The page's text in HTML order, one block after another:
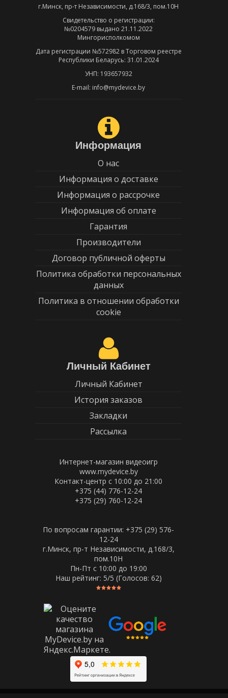
г.Минск, пр-т Независимости, д.168/3, пом.10Н
Свидетельство о регистрации:
№0204579 выдано 21.11.2022
Мингорисполкомом
Дата регистрации №572982 в Торговом реестре
Республики Беларусь: 31.01.2024
УНП: 193657932
E-mail: info@mydevice.by
Информация
О нас
Информация о доставке
Информация о рассрочке
Информация об оплате
Гарантия
Производители
Договор публичной оферты
Политика обработки персональных
данных
Политика в отношении обработки
cookie
Личный Кабинет
Личный Кабинет
История заказов
Закладки
Рассылка
Интернет-магазин видеоигр
www.mydevice.by
Контакт-центр с 10:00 до 21:00
+375 (44) 776-12-24
+375 (29) 760-12-24
По вопросам гарантии: +375 (29) 576-
12-24
г.Минск, пр-т Независимости, д.168/3,
пом.10Н
Пн-Пт c 10:00 до 19:00
Наш рейтинг: 5/5 (Голосов: 62)